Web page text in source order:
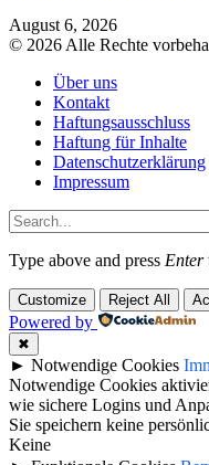
August 6, 2026
© 2026 Alle Rechte
Über uns
Kontakt
Haftungsausschluss
Haftung für Inhalte
Datenschutzerklärung
Impressum
Type above and press Enter
Customize Reject All
Powered by
✖
► Notwendige Cookies
Notwendige Cookies
wie sichere Logins und
Sie speichern keine
Keine